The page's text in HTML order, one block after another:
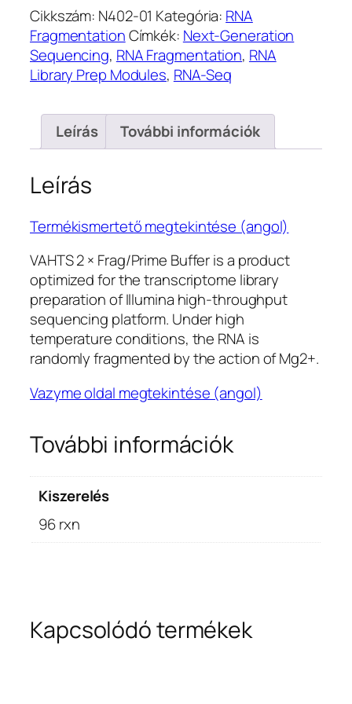
Buffer
(N402-
01)
mennyiség
Cikkszám: N402-01 Kategória: RNA
FragmentationCímkék: Next-Generation
Sequencing, RNA Fragmentation, RNA
Library Prep Modules, RNA-Seq
Leírás További információk
Leírás
Termékismertető megtekintése (angol)
VAHTS 2 × Frag/Prime Buffer is a product
optimized for the transcriptome library
preparation of Illumina high-throughput
sequencing platform. Under high
temperature conditions, the RNA is
randomly fragmented by the action of Mg2+.
Vazyme oldal megtekintése (angol)
További információk
Kiszerelés
96 rxn
Kapcsolódó termékek